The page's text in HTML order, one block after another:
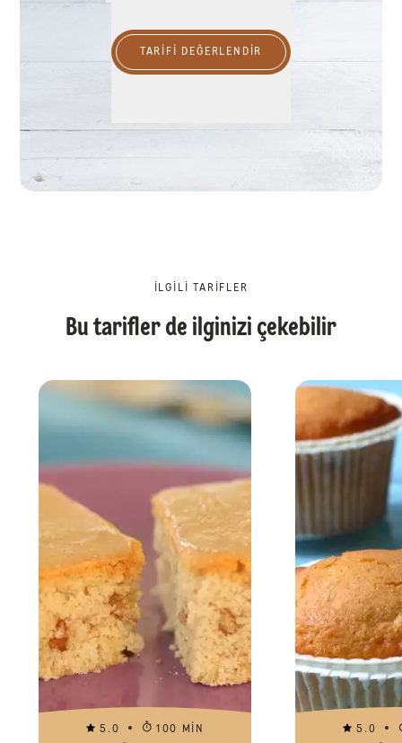
TARIFI DEĞERLENDİR
İLGILI TARIFLER
Bu tarifler de ilginizi çekebilir
5.0
100 MIN
5.0